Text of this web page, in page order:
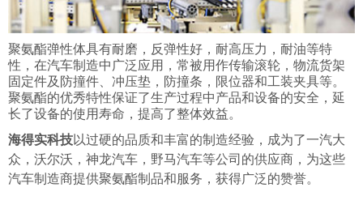
聚氨酯弹性体具有耐磨，反弹性好，耐高压力，耐油等特
性，在汽车制造中广泛应用，常被用作传输滚轮，物流货架
固定件及防撞件、冲压垫，防撞条，限位器和工装夹具等。
聚氨酯的优秀特性保证了生产过程中产品和设备的安全，延
长了设备的使用寿命，提高了整体效益。
海得实科技以过硬的品质和丰富的制造经验，成为了一汽大
众，沃尔沃，神龙汽车，野马汽车等公司的供应商，为这些
汽车制造商提供聚氨酯制品和服务，获得广泛的赞誉。